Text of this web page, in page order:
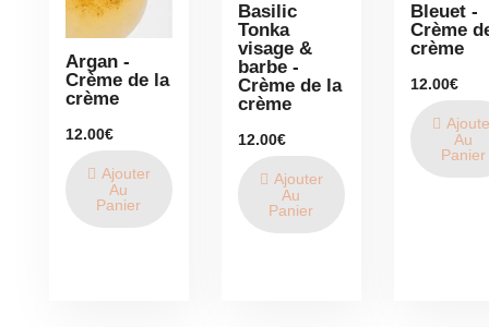
Argan -
Crème de la
crème
12.00€
Ajouter
Au
Panier
Basilic
Tonka
visage &
barbe -
Crème de la
crème
12.00€
Ajouter
Au
Panier
Bleuet -
Crème
crème
12.00€
Au
Panier